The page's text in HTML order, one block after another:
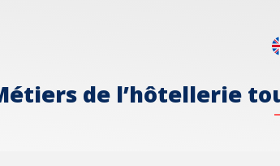
de l’hôtellerie